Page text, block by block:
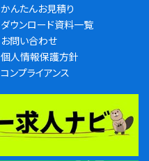
かんたんお見積り
ダウンロード資料一覧
お問い合わせ
個人情報保護方針
コンプライアンス